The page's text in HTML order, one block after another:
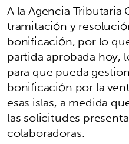
A la Agencia Tributaria
tramitación y
bonificación, por lo
partida aprobada hoy,
para que pueda
bonificación por la
esas islas, a medida
las solicitudes
colaboradoras.